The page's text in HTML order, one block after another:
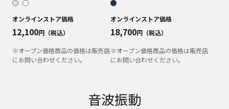
オンラインストア価格
12,100円（税込）
※オープン価格商品の価格は販売店
にお問い合わせください。
オンラインストア価格
18,700円（税込）
※オープン価格商品の価格は販売店
にお問い合わせください。
音波振動